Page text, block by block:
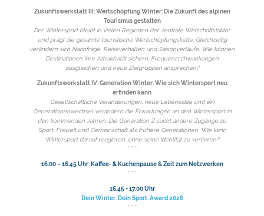
Zukunftswerkstatt III: Wertschöpfung Winter: Die Zukunft des alpinen
Tourismus gestalten
Der Wintersport bleibt in vielen Regionen der zentrale Wirtschaftsfaktor
und prägt die gesamte touristische Wertschöpfungskette. Gleichzeitig
verändern sich Nachfrage, Reiseverhalten und Saisonverläufe. Wie können
Destinationen ihre Attraktivität sichern, Frequenzschwankungen
ausgleichen und neue Zielgruppen ansprechen?
Zukunftswerkstatt IV: Generation Winter: Wie sich Wintersport neu
erfinden kann
Gesellschaftliche Veränderungen, neue Lebensstile und ein
Generationenwechsel verändern die Erwartungen an den Wintersport in
den kommenden Jahren. Die Generation Z sucht andere Zugänge zu
Sport, Freizeit und Gemeinschaft als frühere Generationen. Wie kann
Wintersport darauf reagieren, ohne seine Identität zu verlieren?
* * *
16.00 – 16.45 Uhr: Kaffee- & Kuchenpause & Zeit zum Netzwerken
* * *
16.45 - 17.00 Uhr
Dein Winter. Dein Sport. Award 2026
* * *